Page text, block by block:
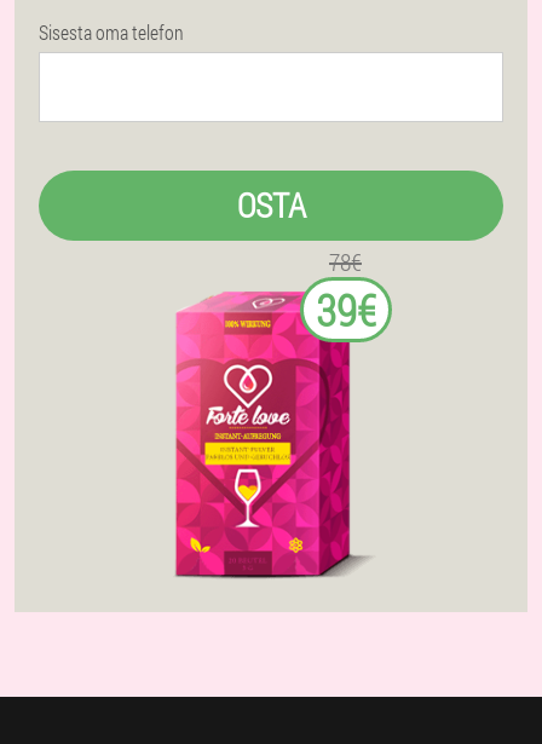
Sisesta oma telefon
OSTA
78€
39€